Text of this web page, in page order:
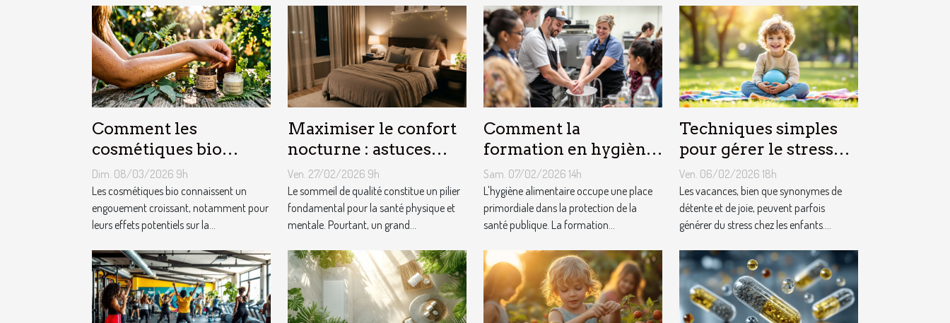
Comment les
cosmétiques bio
influencent-ils la
santé de la peau ?
Dim. 08/03/2026 9h
Les cosmétiques bio connaissent un
engouement croissant, notamment pour
leurs effets potentiels sur la...
Maximiser le confort
nocturne : astuces
pour un sommeil
optimal
Ven. 27/02/2026 9h
Le sommeil de qualité constitue un pilier
fondamental pour la santé physique et
mentale. Pourtant, un grand...
Comment la
formation en hygiène
alimentaire influence-
t-elle la sécurité des
consommateurs ?
Sam. 07/02/2026 14h
L'hygiène alimentaire occupe une place
primordiale dans la protection de la
santé publique. La formation...
Techniques simples
pour gérer le stress
chez les enfants
pendant les vacances
Ven. 06/02/2026 18h
Les vacances, bien que synonymes de
détente et de joie, peuvent parfois
générer du stress chez les enfants....